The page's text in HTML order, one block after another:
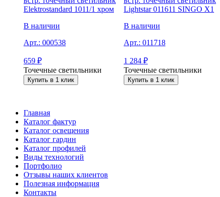
Elektrostandard 1011/1 хром
В наличии
Арт.: 000538
659 ₽
Точечные светильники
Купить в 1 клик
Lightstar 011611 SINGO X1
В наличии
Арт.: 011718
1 284 ₽
Точечные светильники
Купить в 1 клик
Главная
Каталог фактур
Каталог освещения
Каталог гардин
Каталог профилей
Виды технологий
Портфолио
Отзывы наших клиентов
Полезная информация
Контакты